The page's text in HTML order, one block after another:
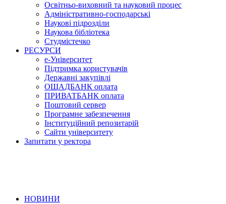
Освітньо-виховний та науковий процес
Адміністративно-господарські
Наукові підрозділи
Наукова бібліотека
Студмістечко
РЕСУРСИ
е-Університет
Підтримка користувачів
Державні закупівлі
ОЩАДБАНК оплата
ПРИВАТБАНК оплата
Поштовий сервер
Програмне забезпечення
Інституційний репозитарій
Сайти університету
Запитати у ректора
НОВИНИ